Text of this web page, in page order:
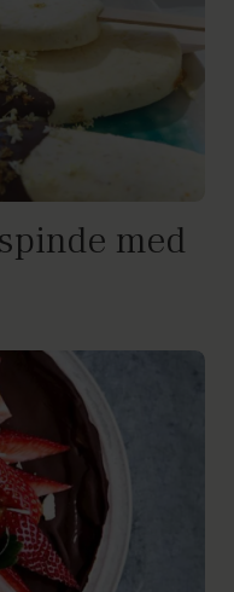
med